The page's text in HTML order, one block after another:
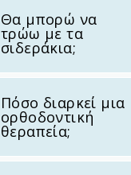
Θα μπορώ να
τρώω με τα
σιδεράκια;
Πόσο διαρκεί μια
ορθοδοντική
θεραπεία;